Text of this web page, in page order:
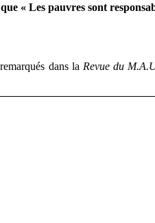
« Les pauvres sont
dans la Revue du